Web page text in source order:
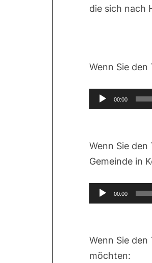
die sich nach
Wenn Sie den
Audio-
Player
00:00
Wenn Sie den
Gemeinde in
Audio-
Player
00:00
Wenn Sie
möchten: